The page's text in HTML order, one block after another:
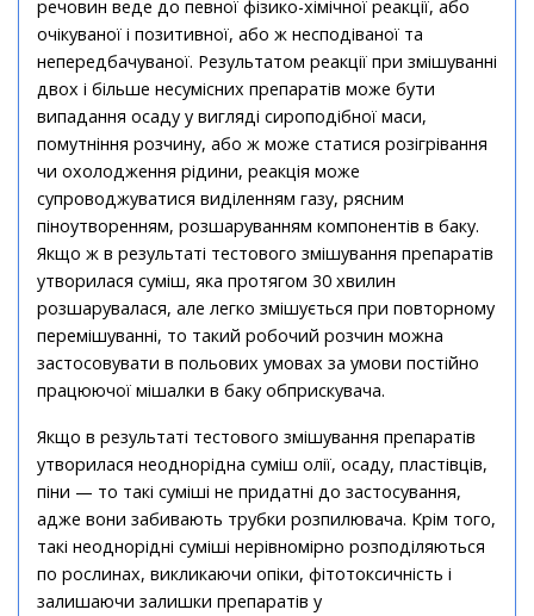
речовин веде до певної фізико-хімічної реакції, або
очікуваної і позитивної, або ж несподіваної та
непередбачуваної. Результатом реакції при змішуванні
двох і більше несумісних препаратів може бути
випадання осаду у вигляді сироподібної маси,
помутніння розчину, або ж може статися розігрівання
чи охолодження рідини, реакція може
супроводжуватися виділенням газу, рясним
піноутворенням, розшаруванням компонентів в баку.
Якщо ж в результаті тестового змішування препаратів
утворилася суміш, яка протягом 30 хвилин
розшарувалася, але легко змішується при повторному
перемішуванні, то такий робочий розчин можна
застосовувати в польових умовах за умови постійно
працюючої мішалки в баку обприскувача.
Якщо в результаті тестового змішування препаратів
утворилася неоднорідна суміш олії, осаду, пластівців,
піни — то такі суміші не придатні до застосування,
адже вони забивають трубки розпилювача. Крім того,
такі неоднорідні суміші нерівномірно розподіляються
по рослинах, викликаючи опіки, фітотоксичність і
залишаючи залишки препаратів у